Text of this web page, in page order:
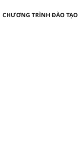
CHƯƠNG TRÌNH ĐÀO TẠO